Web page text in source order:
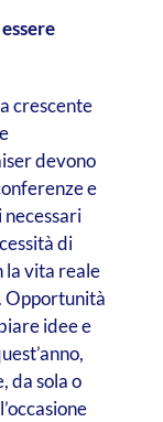
crescente
devono
e
di
la vita reale
Opportunità
idee e
da sola o